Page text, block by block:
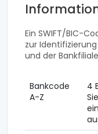
Ein SWIFT/BIC-
zur
und der
Bankcode
A-Z
4